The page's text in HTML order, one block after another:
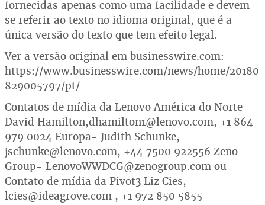
fornecidas apenas como uma facilidade e devem
se referir ao texto no idioma original, que é a
única versão do texto que tem efeito legal.
Ver a versão original em businesswire.com:
https://www.businesswire.com/news/home/20180
829005797/pt/
Contatos de mídia da Lenovo América do Norte -
David Hamilton,dhamilton1@lenovo.com, +1 864
979 0024 Europa- Judith Schunke,
jschunke@lenovo.com, +44 7500 922556 Zeno
Group- LenovoWWDCG@zenogroup.com ou
Contato de mídia da Pivot3 Liz Cies,
lcies@ideagrove.com , +1 972 850 5855